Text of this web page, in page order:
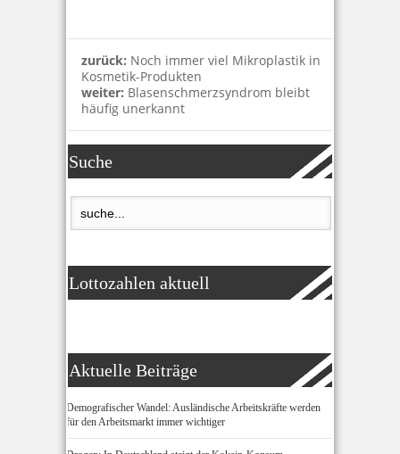
zurück: Noch immer viel Mikroplastik in
Kosmetik-Produkten
weiter: Blasenschmerzsyndrom bleibt
häufig unerkannt
Suche
Lottozahlen aktuell
Aktuelle Beiträge
Demografischer Wandel: Ausländische Arbeitskräfte werden
für den Arbeitsmarkt immer wichtiger